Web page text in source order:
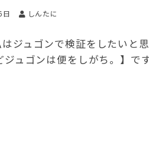
日 しんたに
ジュゴンで検証をしたいと
ュゴンは便をしがち。】で